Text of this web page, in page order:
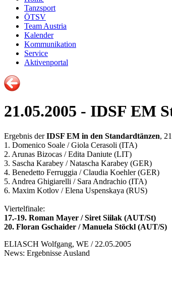
Tanzsport
ÖTSV
Team Austria
Kalender
Kommunikation
Service
Aktivenportal
21.05.2005 - IDSF EM
Ergebnis derIDSF EM in den Standardtänzen,
1. Domenico Soale / Giola Cerasoli (ITA)
2. Arunas Bizocas / Edita Daniute (LIT)
3. Sascha Karabey / Natascha Karabey (GER)
4. Benedetto Ferruggia / Claudia Koehler (GER)
5. Andrea Ghigiarelli / Sara Andrachio (ITA)
6. Maxim Kotlov / Elena Uspenskaya (RUS)
Viertelfinale:
17.-19. Roman Mayer / Siret Siilak (AUT/St)
20. Floran Gschaider / Manuela Stöckl (AUT/S)
ELIASCH Wolfgang, WE / 22.05.2005
News: Ergebnisse Ausland